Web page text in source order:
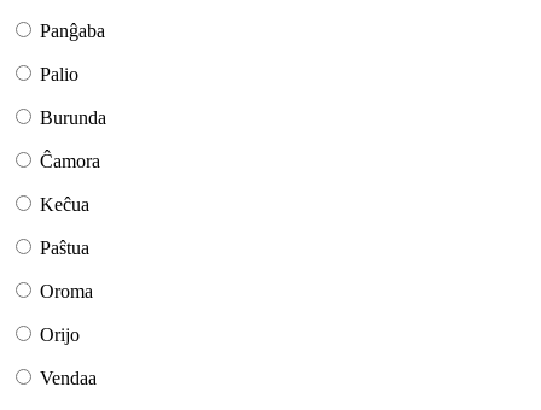
Panĝaba
Palio
Burunda
Ĉamora
Keĉua
Paŝtua
Oroma
Orijo
Vendaa